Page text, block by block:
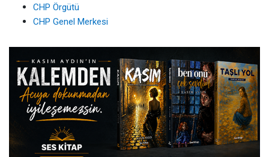
CHP Örgütü
CHP Genel Merkesi